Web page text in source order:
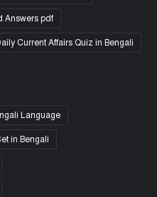
Answers pdf
Current Affairs Quiz in Bengali
Language
in Bengali